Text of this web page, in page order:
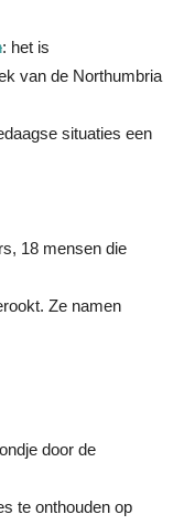
: het is
van de Northumbria
situaties een
18 mensen die
Ze namen
door de
te onthouden op